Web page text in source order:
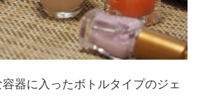
器に入ったボトルタイプのジェ